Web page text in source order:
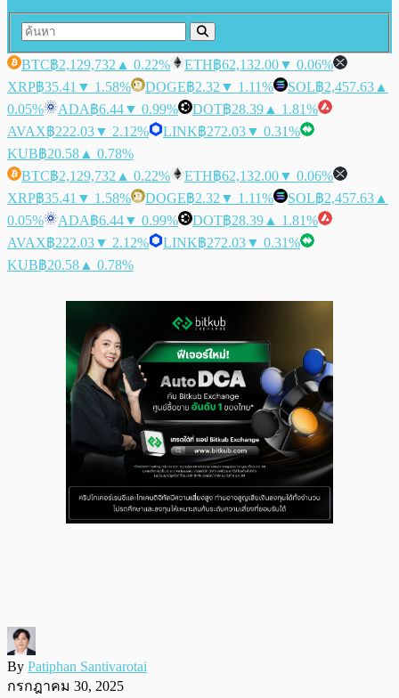
BTC฿2,129,732 ▲ 0.22% ETH฿62,132.00▼ 0.06%
XRP฿35.41 ▼ 1.58% DOGE฿2.32 ▼ 1.11% SOL฿2,457.63 ▲
0.05%
ADA฿6.44▼ 0.99% DOT฿28.39 ▲ 1.81%
AVAX฿222.03▼ 2.12% LINK฿272.03▼ 0.31%
KUB฿20.58 ▲ 0.78%
BTC฿2,129,732 ▲ 0.22% ETH฿62,132.00▼ 0.06%
XRP฿35.41 ▼ 1.58% DOGE฿2.32 ▼ 1.11% SOL฿2,457.63 ▲
0.05%
ADA฿6.44▼ 0.99% DOT฿28.39 ▲ 1.81%
AVAX฿222.03▼ 2.12% LINK฿272.03▼ 0.31%
KUB฿20.58 ▲ 0.78%
By Patiphan Santivarotai
กรกฎาคม 30, 2025